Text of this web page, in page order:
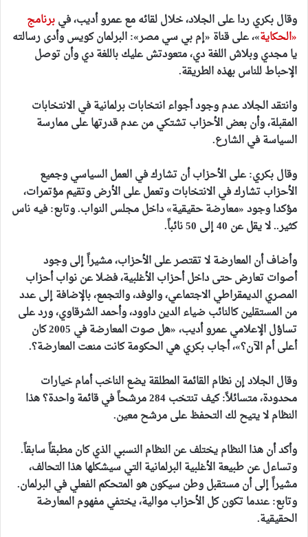
وقال بكري ردا على الجلاد، خلال لقائه مع عمرو أديب، فيبرنامج
«الحكاية»، على قناة «إم بي سي مصر»: البرلمان كويس وأدى رسالته
يا مجدي وبلاش اللغة دي، متعودتش عليك باللغة دي وأن توصل
الإحباط للناس بهذه الطريقة.
وانتقد الجلاد عدم وجود أجواء انتخابات برلمانية في الانتخابات
المقبلة، وأن بعض الأحزاب تشتكي من عدم قدرتها على ممارسة
السياسة في الشارع.
وقال بكري: على الأحزاب أن تشارك في العمل السياسي وجميع
الأحزاب تشارك في الانتخابات وتعمل على الأرض وتقيم مؤتمرات،
مؤكدا وجود «معارضة حقيقية» داخل مجلس النواب. وتابع: فيه ناس
كثير.. لا يقل عن 40 إلى 50 نائباً.
وأضاف أن المعارضة لا تقتصر على الأحزاب، مشيراً إلى وجود
أصوات تعارض حتى داخل أحزاب الأغلبية، فضلا عن نواب أحزاب
المصري الديمقراطي الاجتماعي، والوفد، والتجمع، بالإضافة إلى عدد
من المستقلين كالنائب ضياء الدين داوود، وأحمد الشرقاوي، ورد على
تساؤل الإعلامي عمرو أديب، «هل صوت المعارضة في 2005 كان
أعلى أم الآن؟»، أجاب بكري هي الحكومة كانت منعت المعارضة؟.
وقال الجلاد إن نظام القائمة المطلقة يضع الناخب أمام خيارات
محدودة، متسائلاً: كيف تنتخب 284 مرشحاً في قائمة واحدة؟ هذا
النظام لا يتيح لك التحفظ على مرشح معين.
وأكد أن هذا النظام يختلف عن النظام النسبي الذي كان مطبقاً سابقاً.
وتساءل عن طبيعة الأغلبية البرلمانية التي سيشكلها هذا التحالف،
مشيراً إلى أن مستقبل وطن سيكون هو المتحكم الفعلي في البرلمان.
وتابع: عندما تكون كل الأحزاب موالية، يختفي مفهوم المعارضة
الحقيقية.